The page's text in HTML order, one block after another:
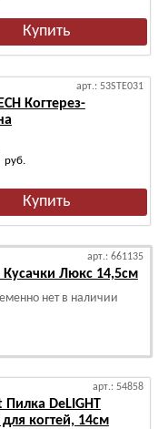
арт.: 53STE031
Когтерез-
руб.
арт.: 661135
Кусачки Люкс 14,5см
нет в наличии
арт.: 54858
Пилка DeLIGHT
когтей, 14см